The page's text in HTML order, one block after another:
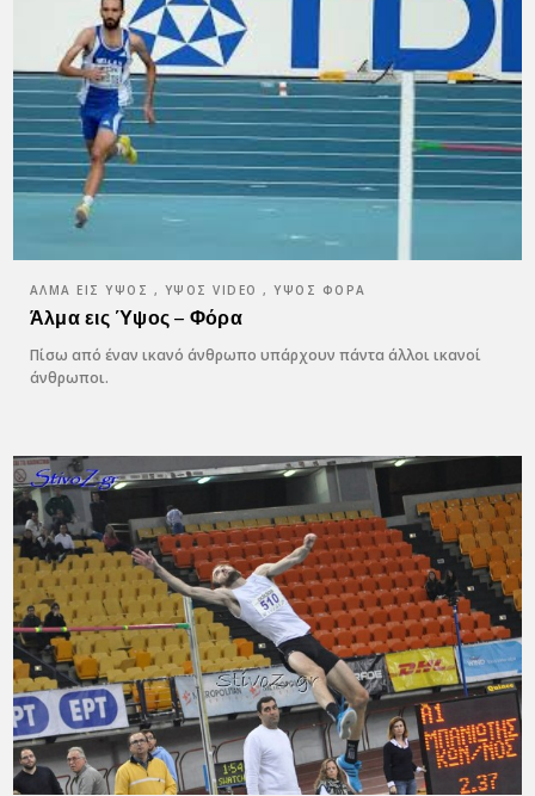
ΆΛΜΑ ΕΙΣ ΎΨΟΣ , ΥΨΟΣ VIDEO , ΎΨΟΣ ΦΌΡΑ
Άλμα εις Ύψος – Φόρα
Πίσω από έναν ικανό άνθρωπο υπάρχουν πάντα άλλοι ικανοί
άνθρωποι.